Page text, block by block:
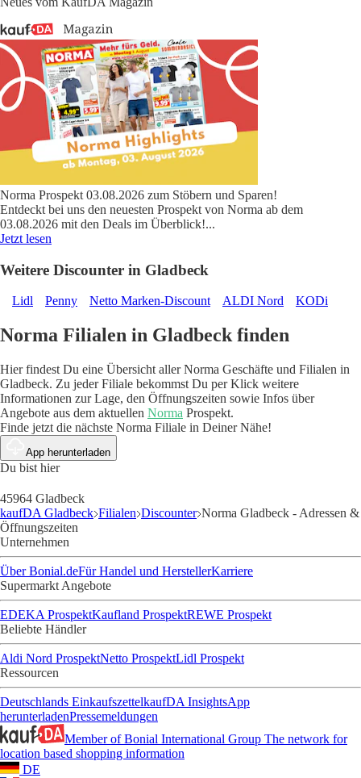
Norma Prospekt 03.08.2026 zum Stöbern und Sparen!
Entdeckt bei uns den neuesten Prospekt von Norma ab dem
03.08.2026 mit den Deals im Überblick!...
Jetzt lesen
Weitere Discounter in Gladbeck
Lidl Penny Netto Marken-Discount ALDI Nord KODi
Norma Filialen in Gladbeck finden
Hier findest Du eine Übersicht aller Norma Geschäfte und Filialen in
Gladbeck. Zu jeder Filiale bekommst Du per Klick weitere
Informationen zur Lage, den Öffnungszeiten sowie Infos über
Angebote aus dem aktuellen Norma Prospekt.
Finde jetzt die nächste Norma Filiale in Deiner Nähe!
App herunterladen
Du bist hier
45964 Gladbeck
kaufDA Gladbeck Filialen Discounter Norma Gladbeck - Adressen &
Öffnungszeiten
Unternehmen
Über Bonial.deFür Handel und HerstellerKarriere
Supermarkt Angebote
EDEKA ProspektKaufland ProspektREWE Prospekt
Beliebte Händler
Aldi Nord ProspektNetto ProspektLidl Prospekt
Ressourcen
Deutschlands EinkaufszettelkaufDA InsightsApp
herunterladenPressemeldungen
Member of Bonial International Group The network for
location based shopping information
DE